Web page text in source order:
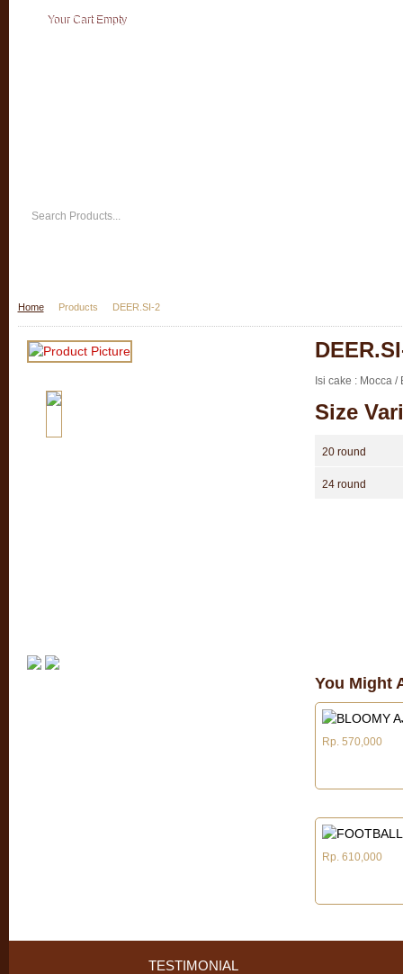
Your Cart Empty
Home Products DEER.SI-2
Isi cake : Mocca
Size
20 round
24 round
You Might
Rp. 570,000
Rp. 610,000
TESTIMONIAL